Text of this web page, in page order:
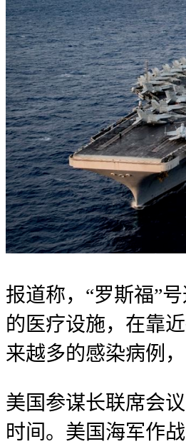
报道称，“罗斯福”
的医疗设施，在靠
来越多的感染病例
美国参谋长联席会
时间。美国海军作